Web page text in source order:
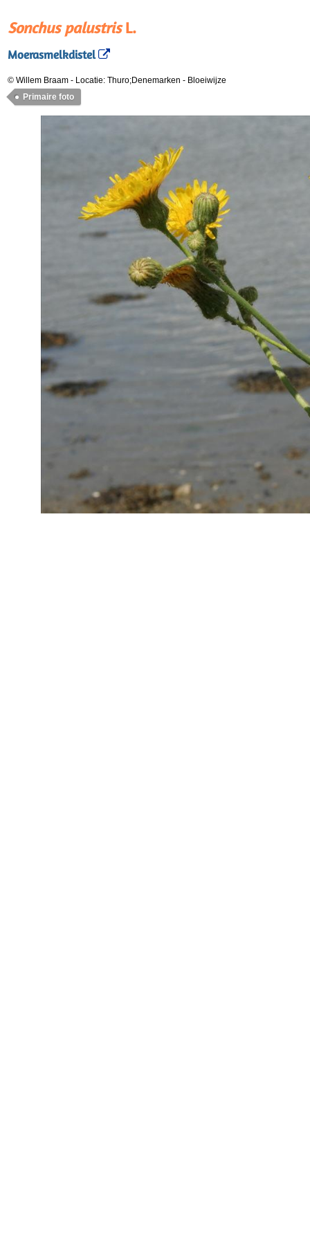
Sonchus palustrisL.
Moerasmelkdistel
© Willem Braam - Locatie: Thuro;Denemarken - Bloeiwijze
Primaire foto